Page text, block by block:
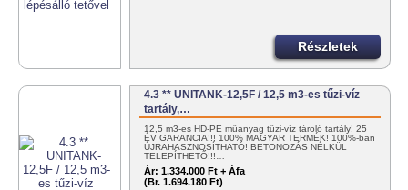
Részletek
4.3 ** UNITANK-12,5F / 12,5 m3-es tűzi-víz
tartály,…
12,5 m3-es HD-PE műanyag tűzi-víz tároló tartály! 25
ÉV GARANCIA!!! 100% MAGYAR TERMÉK! 100%-ban
ÚJRAHASZNOSÍTHATÓ! BETONOZÁS NÉLKÜL
TELEPÍTHETŐ!!!…
Ár: 1.334.000 Ft + Áfa
(Br. 1.694.180 Ft)